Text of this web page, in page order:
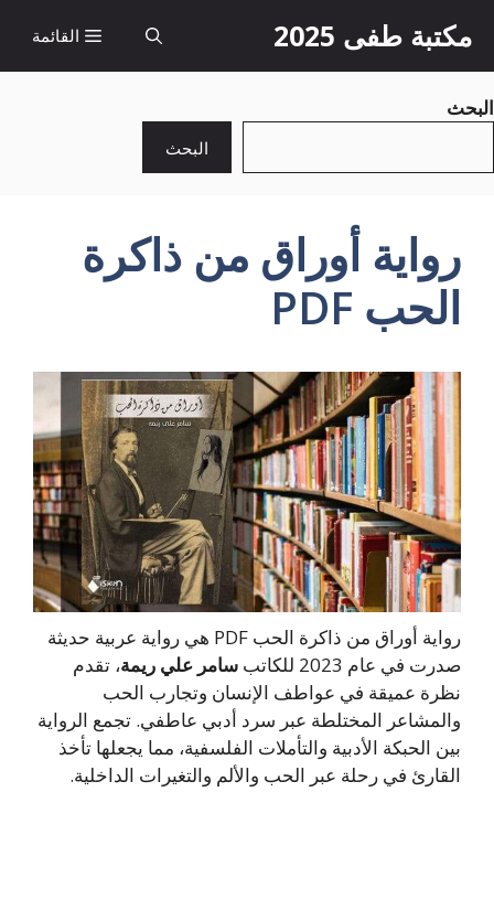
إلى
المحتوى
مكتبة طفى 2025 القائمة
البحث
البحث
رواية أوراق من ذاكرة
الحب PDF
رواية أوراق من ذاكرة الحب PDF هي رواية عربية حديثة
صدرت في عام 2023 للكاتب
سامر علي ريمة، تقدم
نظرة عميقة في عواطف الإنسان وتجارب الحب
والمشاعر المختلطة عبر سرد أدبي عاطفي. تجمع الرواية
بين الحبكة الأدبية والتأملات الفلسفية، مما يجعلها تأخذ
القارئ في رحلة عبر الحب والألم والتغيرات الداخلية.